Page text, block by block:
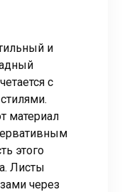
и
с
материал
этого
Листы
через